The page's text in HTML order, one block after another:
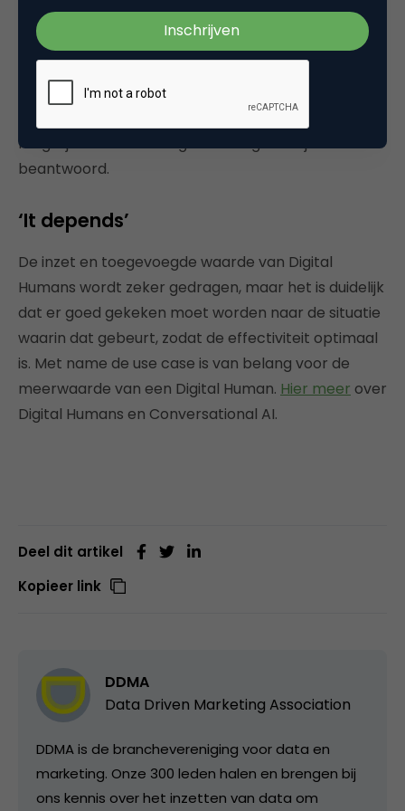
van cultuur? Hoe waarborg je dat dan in het geval
van meertaligheid? Moet een Digital Human op de
klant-persona lijken? Geven we klanten de keuze
voor de Digital Human waar ze de meeste klik mee
mogelijk? Allemaal vragen die nog niet zijn
beantwoord.
‘It depends’
De inzet en toegevoegde waarde van Digital
Humans wordt zeker gedragen, maar het is duidelijk
dat er goed gekeken moet worden naar de situatie
waarin dat gebeurt, zodat de effectiviteit optimaal
is. Met name de use case is van belang voor de
meerwaarde van een Digital Human. Hier meer over
Digital Humans en Conversational AI.
Deel dit artikel
Kopieer link
DDMA
Data Driven Marketing Association
DDMA is de branchevereniging voor data en
marketing. Onze 300 leden halen en brengen bij
ons kennis over het inzetten van data om